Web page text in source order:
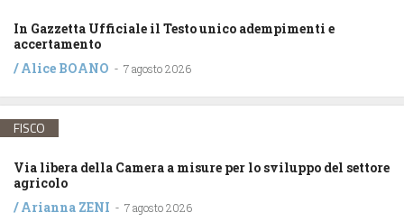
In Gazzetta Ufficiale il Testo unico adempimenti e
accertamento
/Alice BOANO - 7 agosto 2026
FISCO
Via libera della Camera a misure per lo sviluppo del settore
agricolo
/Arianna ZENI - 7 agosto 2026